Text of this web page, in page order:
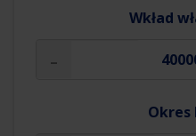
Wkład
-